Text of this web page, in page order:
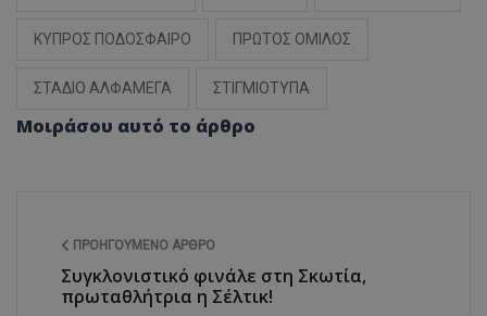
ΚΥΠΡΟΣ ΠΟΔΟΣΦΑΙΡΟ ΠΡΩΤΟΣ ΟΜΙΛΟΣ
ΣΤΑΔΙΟ ΑΛΦΑΜΕΓΑ ΣΤΙΓΜΙΟΤΥΠΑ
Μοιράσου αυτό το άρθρο
ΠΡΟΗΓΟΎΜΕΝΟ ΆΡΘΡΟ
Συγκλονιστικό φινάλε στη Σκωτία,
πρωταθλήτρια η Σέλτικ!